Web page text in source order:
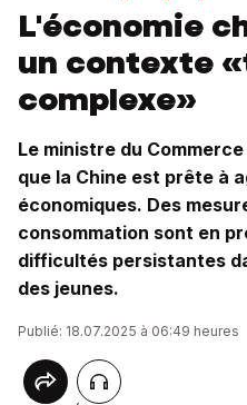
L'économie
un contexte
complexe»
Le ministre du
que la Chine est prête à
économiques. Des
consommation sont en
difficultés persistantes
des jeunes.
Publié: 18.07.2025 à 06:49 heures